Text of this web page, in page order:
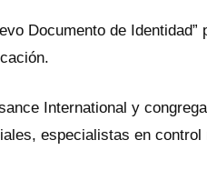
Documento de
International y
especialistas en